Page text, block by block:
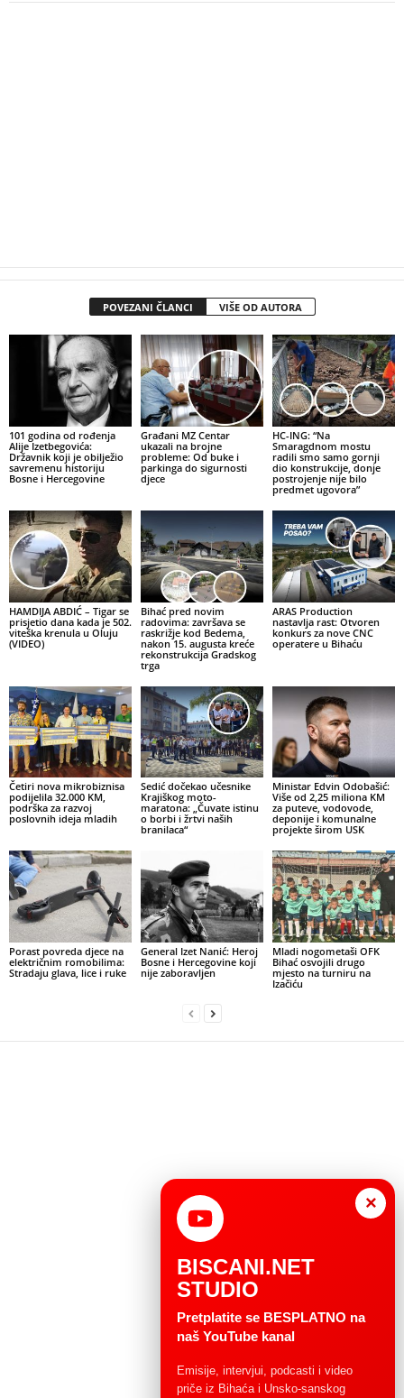
POVEZANI ČLANCI VIŠE OD AUTORA
101 godina od rođenja
Alije Izetbegovića:
Državnik koji je obilježio
savremenu historiju
Bosne i Hercegovine
Građani MZ Centar
ukazali na brojne
probleme: Od buke i
parkinga do sigurnosti
djece
HC-ING: “Na
Smaragdnom mostu
radili smo samo gornji
dio konstrukcije, donje
postrojenje nije bilo
predmet ugovora”
HAMDIJA ABDIĆ – Tigar se
prisjetio dana kada je 502.
viteška krenula u Oluju
(VIDEO)
Bihać pred novim
radovima: završava se
raskrižje kod Bedema,
nakon 15. augusta kreće
rekonstrukcija Gradskog
trga
ARAS Production
nastavlja rast: Otvoren
konkurs za nove CNC
operatere u Bihaću
Četiri nova mikrobiznisa
podijelila 32.000 KM,
podrška za razvoj
poslovnih ideja mladih
Sedić dočekao učesnike
Krajiškog moto-
maratona: „Čuvate istinu
o borbi i žrtvi naših
branilaca“
Ministar Edvin Odobašić:
Više od 2,25 miliona KM
za puteve, vodovode,
deponije i komunalne
projekte širom USK
Porast povreda djece na
električnim romobilima:
Stradaju glava, lice i ruke
General Izet Nanić: Heroj
Bosne i Hercegovine koji
nije zaboravljen
Mladi nogometaši OFK
Bihać osvojili drugo
mjesto na turniru na
Izačiću
×
BISCANI.NET
STUDIO
Pretplatite se BESPLATNO na
naš YouTube kanal
Emisije, intervjui, podcasti i video
priče iz Bihaća i Unsko-sanskog